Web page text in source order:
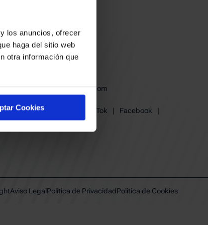
los anuncios, ofrecer
haga del sitio web
otra información que
Cookies
baskonia@baskonia.com
Instagram
TikTok | Facebook
|
Youtube
| Linkedin
Aviso LegalPolítica de PrivacidadPolítica de Cookies